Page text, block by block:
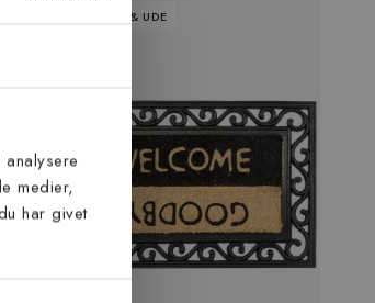
medier,
har givet
PASSER INDE & UDE